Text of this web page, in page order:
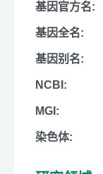
基因官方名:
基因全名:
基因别名:
NCBI:
MGI:
染色体: